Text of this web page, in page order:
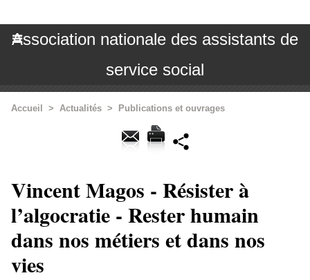
Association nationale des assistants de
service social
Accueil > Actualités > Publications et ouvrages
Vincent Magos - Résister à
l’algocratie - Rester humain
dans nos métiers et dans nos
vies